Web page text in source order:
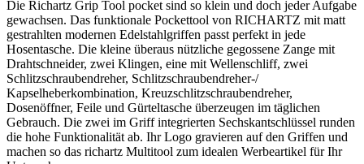
Die Richartz Grip Tool pocket sind so klein und doch jeder Aufgabe
gewachsen. Das funktionale Pockettool von RICHARTZ mit matt
gestrahlten modernen Edelstahlgriffen passt perfekt in jede
Hosentasche. Die kleine überaus nützliche gegossene Zange mit
Drahtschneider, zwei Klingen, eine mit Wellenschliff, zwei
Schlitzschraubendreher, Schlitzschraubendreher-/
Kapselheberkombination, Kreuzschlitzschraubendreher,
Dosenöffner, Feile und Gürteltasche überzeugen im täglichen
Gebrauch. Die zwei im Griff integrierten Sechskantschlüssel runden
die hohe Funktionalität ab. Ihr Logo gravieren auf den Griffen und
machen so das richartz Multitool zum idealen Werbeartikel für Ihr